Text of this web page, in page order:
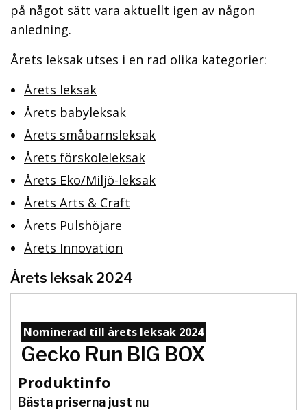
på något sätt vara aktuellt igen av någon
anledning.
Årets leksak utses i en rad olika kategorier:
Årets leksak
Årets babyleksak
Årets småbarnsleksak
Årets förskoleleksak
Årets Eko/Miljö-leksak
Årets Arts & Craft
Årets Pulshöjare
Årets Innovation
Årets leksak 2024
Nominerad till årets leksak 2024
Gecko Run BIG BOX
Produktinfo
Bästa priserna just nu